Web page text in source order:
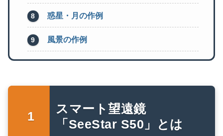
惑星・月の作例
風景の作例
スマート望遠鏡
「SeeStar S50」とは